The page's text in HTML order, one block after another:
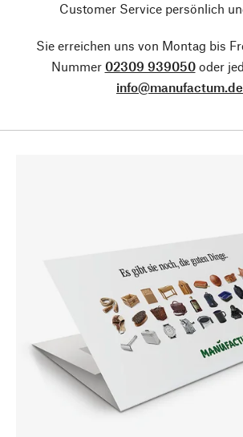
Customer Service persönlich
Sie erreichen uns von Montag bis
Nummer 02309 939050oder
info@manufactum.de